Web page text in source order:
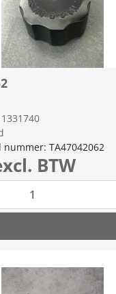
TA47042062
BTW